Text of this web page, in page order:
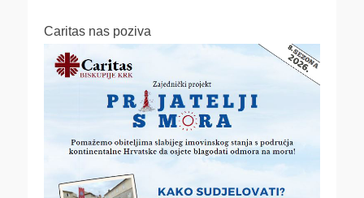
Caritas nas poziva